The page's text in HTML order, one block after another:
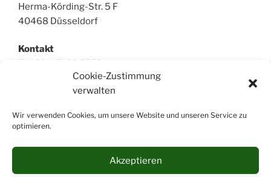
Cookie-Zustimmung
verwalten
Wir verwenden Cookies, um unsere Website und unseren Service zu
optimieren.
Akzeptieren
Herma-Körding-Str. 5 F
40468 Düsseldorf
Kontakt
Tel. 0211 7100 7372
hrees@rees-gmbh.de